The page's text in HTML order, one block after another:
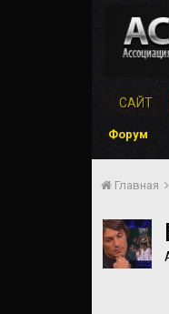
САЙТ
Форум
Главная